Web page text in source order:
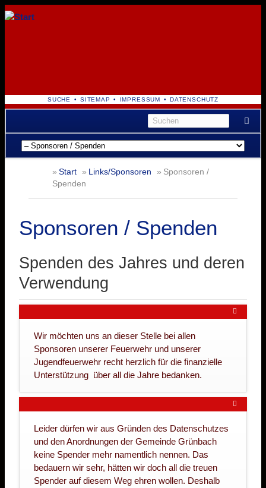
NAVIGATION
ÜBERSPRINGEN
SUCHE SITEMAP IMPRESSUM DATENSCHUTZ
Navigation
überspringen
Start Links/Sponsoren
Sponsoren /
Spenden
Sponsoren / Spenden
Spenden des Jahres und deren
Verwendung
Wir möchten uns an dieser Stelle bei allen
Sponsoren unserer Feuerwehr und unserer
Jugendfeuerwehr recht herzlich für die finanzielle
Unterstützung über all die Jahre bedanken.
Leider dürfen wir aus Gründen des Datenschutzes
und den Anordnungen der Gemeinde Grünbach
keine Spender mehr namentlich nennen. Das
bedauern wir sehr, hätten wir doch all die treuen
Spender auf diesem Weg ehren wollen. Deshalb